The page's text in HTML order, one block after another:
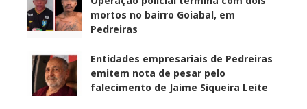
mortos no bairro Goiabal, em
Pedreiras
Entidades empresariais de Pedreiras
emitem nota de pesar pelo
falecimento de Jaime Siqueira Leite